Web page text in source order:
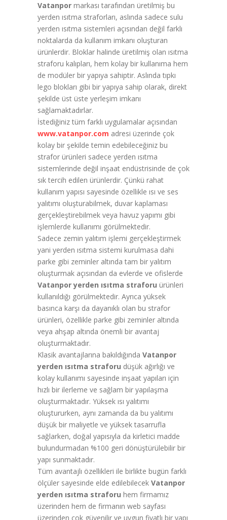
Vatanpor markası tarafından üretilmiş bu
yerden ısıtma straforları, aslında sadece sulu
yerden ısıtma sistemleri açısından değil farklı
noktalarda da kullanım imkanı oluşturan
ürünlerdir. Bloklar halinde üretilmiş olan ısıtma
straforu kalıpları, hem kolay bir kullanıma hem
de modüler bir yapıya sahiptir. Aslında tıpkı
lego blokları gibi bir yapıya sahip olarak, direkt
şekilde üst üste yerleşim imkanı
sağlamaktadırlar.
İstediğiniz tüm farklı uygulamalar açısından
www.vatanpor.com adresi üzerinde çok
kolay bir şekilde temin edebileceğiniz bu
strafor ürünleri sadece yerden ısıtma
sistemlerinde değil inşaat endüstrisinde de çok
sık tercih edilen ürünlerdir. Çünkü rahat
kullanım yapısı sayesinde özellikle ısı ve ses
yalıtımı oluşturabilmek, duvar kaplaması
gerçekleştirebilmek veya havuz yapımı gibi
işlemlerde kullanımı görülmektedir.
Sadece zemin yalıtım işlemi gerçekleştirmek
yani yerden ısıtma sistemi kurulmasa dahi
parke gibi zeminler altında tam bir yalıtım
oluşturmak açısından da evlerde ve ofislerde
Vatanpor yerden ısıtma straforu ürünleri
kullanıldığı görülmektedir. Ayrıca yüksek
basınca karşı da dayanıklı olan bu strafor
ürünleri, özellikle parke gibi zeminler altında
veya ahşap altında önemli bir avantaj
oluşturmaktadır.
Klasik avantajlarına bakıldığında Vatanpor
yerden ısıtma straforu düşük ağırlığı ve
kolay kullanımı sayesinde inşaat yapıları için
hızlı bir ilerleme ve sağlam bir yapılaşma
oluşturmaktadır. Yüksek ısı yalıtımı
oluştururken, aynı zamanda da bu yalıtımı
düşük bir maliyetle ve yüksek tasarrufla
sağlarken, doğal yapısıyla da kirletici madde
bulundurmadan %100 geri dönüştürülebilir bir
yapı sunmaktadır.
Tüm avantajlı özellikleri ile birlikte bugün farklı
ölçüler sayesinde elde edilebilecek Vatanpor
yerden ısıtma straforu hem firmamız
üzerinden hem de firmanın web sayfası
üzerinden çok güvenilir ve uygun fiyatlı bir yapı